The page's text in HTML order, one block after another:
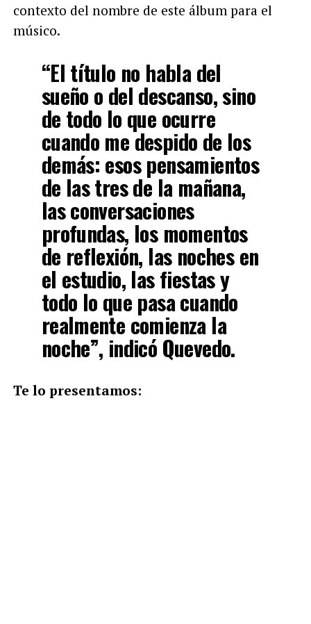
contexto del nombre de este álbum para el
músico.
“El título no habla del
sueño o del descanso, sino
de todo lo que ocurre
cuando me despido de los
demás: esos pensamientos
de las tres de la mañana,
las conversaciones
profundas, los momentos
de reflexión, las noches en
el estudio, las fiestas y
todo lo que pasa cuando
realmente comienza la
noche”, indicó Quevedo.
Te lo presentamos: